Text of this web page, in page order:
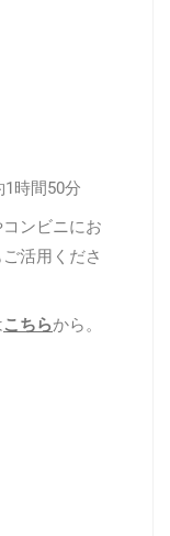
時間50分
ンビニにお
活用くださ
こちらから。